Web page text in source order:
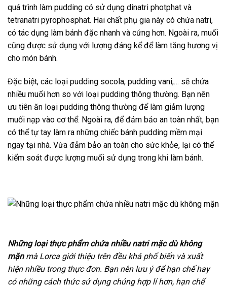
quá trình làm pudding có sử dụng dinatri photphat và
tetranatri pyrophosphat. Hai chất phụ gia này có chứa natri,
có tác dụng làm bánh đặc nhanh và cứng hơn. Ngoài ra, muối
cũng được sử dụng với lượng đáng kể để làm tăng hương vị
cho món bánh.
Đặc biệt, các loại pudding socola, pudding vani,… sẽ chứa
nhiều muối hơn so với loại pudding thông thường. Bạn nên
ưu tiên ăn loại pudding thông thường để làm giảm lượng
muối nạp vào cơ thể. Ngoài ra, để đảm bảo an toàn nhất, bạn
có thể tự tay làm ra những chiếc bánh pudding mềm mại
ngay tại nhà. Vừa đảm bảo an toàn cho sức khỏe, lại có thể
kiểm soát được lượng muối sử dụng trong khi làm bánh.
Những loại thực phẩm chứa nhiều natri mặc dù không
mặnmà Lorca giới thiệu trên đều khá phổ biến và xuất
hiện nhiều trong thực đơn. Bạn nên lưu ý để hạn chế hay
có những cách thức sử dụng chúng hợp lí hơn, hạn chế